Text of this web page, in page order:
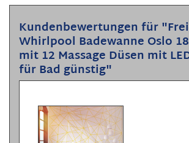
Kundenbewertungen für
Whirlpool Badewanne Oslo
mit 12 Massage Düsen mit
für Bad günstig"